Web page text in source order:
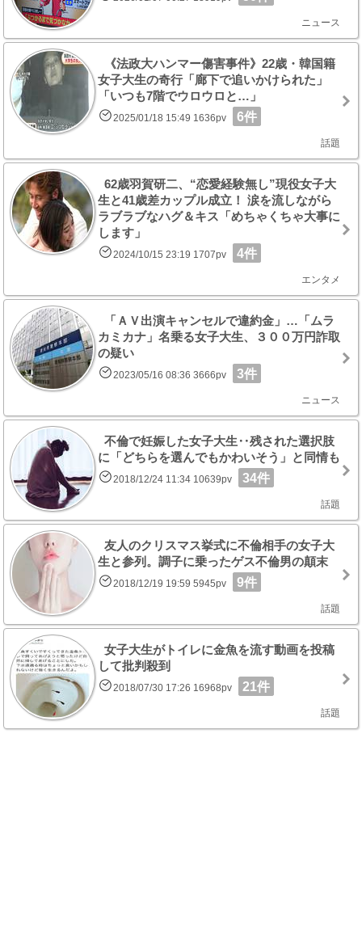
ニュース
《法政大ハンマー傷害事件》22歳・韓国籍
女子大生の奇行「廊下で追いかけられた」
「いつも7階でウロウロと…」
2025/01/18 15:49 1636pv 6件
話題
62歳羽賀研二、“恋愛経験無し”現役女子大
生と41歳差カップル成立！ 涙を流しながら
ラブラブなハグ＆キス「めちゃくちゃ大事に
します」
2024/10/15 23:19 1707pv 4件
エンタメ
「ＡＶ出演キャンセルで違約金」…「ムラ
カミカナ」名乗る女子大生、３００万円詐取
の疑い
2023/05/16 08:36 3666pv 3件
ニュース
不倫で妊娠した女子大生‥残された選択肢
に「どちらを選んでもかわいそう」と同情も
2018/12/24 11:34 10639pv 34件
話題
友人のクリスマス挙式に不倫相手の女子大
生と参列。調子に乗ったゲス不倫男の顛末
2018/12/19 19:59 5945pv 9件
話題
女子大生がトイレに金魚を流す動画を投稿
して批判殺到
2018/07/30 17:26 16968pv 21件
話題